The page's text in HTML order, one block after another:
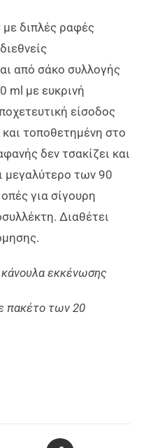
διπλές ραφές
από σάκο συλλογής
ml με ευκρινή
είσοδος
και τοποθετημένη στο
δεν τσακίζει και
μεγαλύτερο των 90
για σίγουρη
Διαθέτει
εκκένωσης
πακέτο των 20